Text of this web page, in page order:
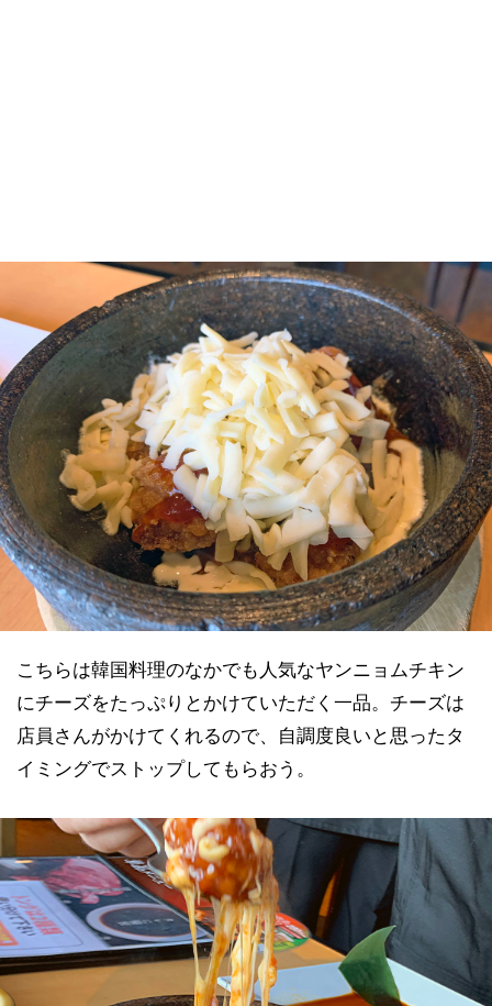
こちらは韓国料理のなかでも人気なヤンニョムチキン
にチーズをたっぷりとかけていただく一品。チーズは
店員さんがかけてくれるので、自調度良いと思ったタ
イミングでストップしてもらおう。